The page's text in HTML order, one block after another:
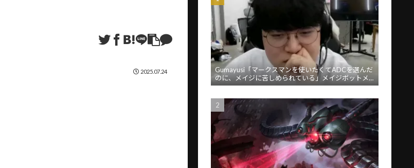
2025.07.24
Gumayusi「マークスマンを使いたくてADCを選んだ
のに、メイジに苦しめられている」メイジボットメ
タに苦言